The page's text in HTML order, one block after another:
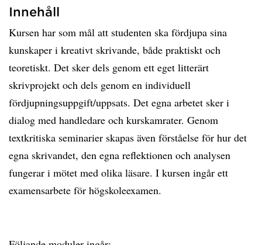
Innehåll
Kursen har som mål att studenten ska fördjupa sina
kunskaper i kreativt skrivande, både praktiskt och
teoretiskt. Det sker dels genom ett eget litterärt
skrivprojekt och dels genom en individuell
fördjupningsuppgift/uppsats. Det egna arbetet sker i
dialog med handledare och kurskamrater. Genom
textkritiska seminarier skapas även förståelse för hur det
egna skrivandet, den egna reflektionen och analysen
fungerar i mötet med olika läsare. I kursen ingår ett
examensarbete för högskoleexamen.